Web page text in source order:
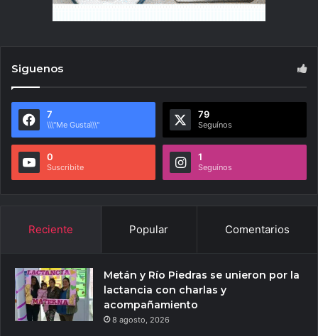
Siguenos
7
\\\"Me Gusta\\\"
79
Seguínos
0
Suscribite
1
Seguínos
Reciente Popular Comentarios
Metán y Río Piedras se unieron por la
lactancia con charlas y
acompañamiento
8 agosto, 2026